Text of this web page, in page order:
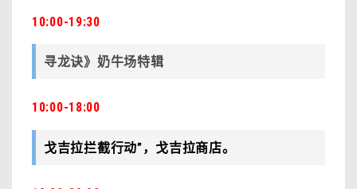
10:00-19:30
寻龙诀》奶牛场特辑
10:00-18:00
戈吉拉拦截行动”，戈吉拉商店。